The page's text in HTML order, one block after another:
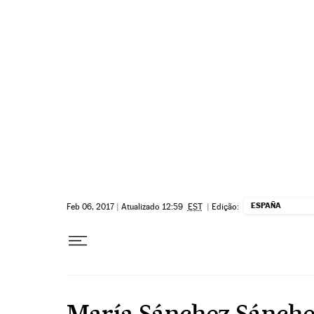
Feb 06, 2017 | Atualizado 12:59 EST | Edição: ESPAÑA